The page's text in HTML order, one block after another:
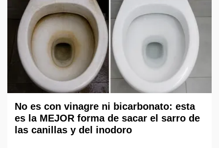
No es con vinagre ni bicarbonato: esta
es la MEJOR forma de sacar el sarro de
las canillas y del inodoro